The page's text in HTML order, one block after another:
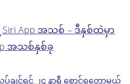
Siri App အသစ် – ဒီနှစ်ထဲမှာ
အသစ်နှစ်ခု